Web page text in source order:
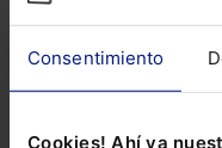
Consentimiento
Cookies! Ahí va
COMPATIBILIDAD DE